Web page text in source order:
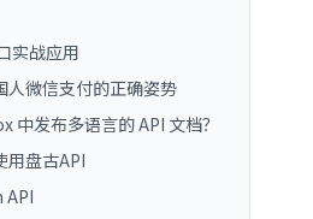
实战应用
人微信支付的正确姿势
中发布多语言的 API 文档？
用盘古API
API